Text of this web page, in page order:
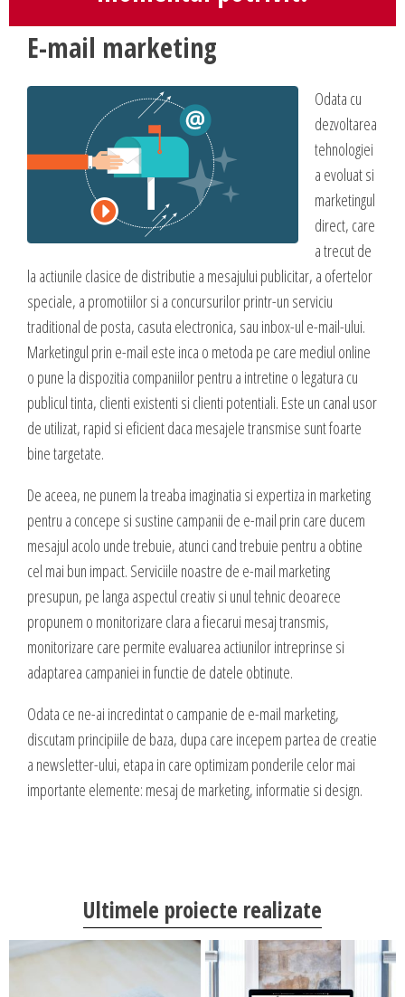
Comunicate de presa
Contact
DESPRE NOI
Daca te gandesti la o afacere online, ai o idee geniala,
noi te ajutam sa o pui in practica, sa o dezvolti,
oferindu-ti servicii web complete.
Experienta acumulata de-a lungul anilor in care ne-am dezvoltat cot la
cot cu internetul am dezvoltat sute de site-uri cu cele mai variate
profiluri, ne-a oferit un simt fin in ceea ce priveste lansarea si
dezvoltarea unei afaceri online, asa ca, odata ce ne prezinti ideea si
viziunea ta, putem sa dezvoltam, sa sugeram imbunatatiri, sa
propunem detalii care probabil ti-au scapat, sa cream un plus de
valoare produselor sau serviciilor cu care vii in fata clientilor tai.
CONTACT
Dow Media - Timisoara
Strada. Johann Heinrich Pestalozzi, Nr. 3-5
Romania, Timisoara
0356 44 24 24
Spl. Independentei, Nr. 273
Bucuresti, Sector 6
021 310 72 37
Administrare si Mentenanta Site
Administrare server
Implementare plata card
SMS gateway
GAZDUIRE & DOMENII
Inregistrari, Rezervari domenii
Gazduire Web (web site + email)
Gazduire eMail (doar email)
Servere VPS
Administrare server
INTERNET MARKETING
Servicii SEO
Publicitate Online
Administrare campanii Google AdWords
Redactare articole
Clipuri video promovare
E-mail marketing
Realizare / Administrare pagina Facebook
Servicii Copywriting
Campanii integrate
Corporate blogging
Grafica pentru print
Fotografie digitala
E-mail marketing
Odata cu
dezvoltarea
tehnologiei
a evoluat si
marketingul
direct, care
a trecut de
la actiunile clasice de distributie a mesajului publicitar, a ofertelor
speciale, a promotiilor si a concursurilor printr-un serviciu
traditional de posta, casuta electronica, sau inbox-ul e-mail-ului.
Marketingul prin e-mail este inca o metoda pe care mediul online
o pune la dispozitia companiilor pentru a intretine o legatura cu
publicul tinta, clienti existenti si clienti potentiali. Este un canal usor
de utilizat, rapid si eficient daca mesajele transmise sunt foarte
bine targetate.
De aceea, ne punem la treaba imaginatia si expertiza in marketing
pentru a concepe si sustine campanii de e-mail prin care ducem
mesajul acolo unde trebuie, atunci cand trebuie pentru a obtine
cel mai bun impact. Serviciile noastre de e-mail marketing
presupun, pe langa aspectul creativ si unul tehnic deoarece
propunem o monitorizare clara a fiecarui mesaj transmis,
monitorizare care permite evaluarea actiunilor intreprinse si
adaptarea campaniei in functie de datele obtinute.
Odata ce ne-ai incredintat o campanie de e-mail marketing,
discutam principiile de baza, dupa care incepem partea de creatie
a newsletter-ului, etapa in care optimizam ponderile celor mai
importante elemente: mesaj de marketing, informatie si design.
Ultimele proiecte realizate